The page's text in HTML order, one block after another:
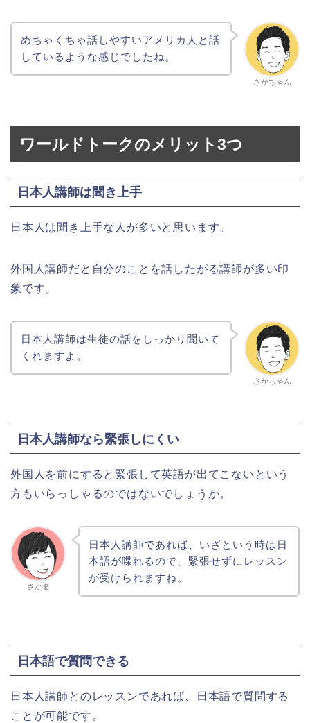
さかちゃん
めちゃくちゃ話しやすいアメリカ人と話
しているような感じでしたね。
ワールドトークのメリット3つ
日本人講師は聞き上手
日本人は聞き上手な人が多いと思います。
外国人講師だと自分のことを話したがる講師が多い印
象です。
さかちゃん
日本人講師は生徒の話をしっかり聞いて
くれますよ。
日本人講師なら緊張しにくい
外国人を前にすると緊張して英語が出てこないという
方もいらっしゃるのではないでしょうか。
さか妻
日本人講師であれば、いざという時は日
本語が喋れるので、緊張せずにレッスン
が受けられますね。
日本語で質問できる
日本人講師とのレッスンであれば、日本語で質問する
ことが可能です。